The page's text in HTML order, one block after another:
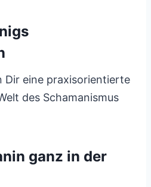
Dir eine praxisorientierte
des Schamanismus
ganz in der